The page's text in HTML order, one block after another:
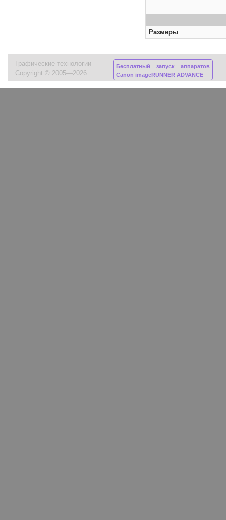
Размеры
Графические технологии
Copyright © 2005—2026
Бесплатный запуск аппаратов
Canon imageRUNNER ADVANCE